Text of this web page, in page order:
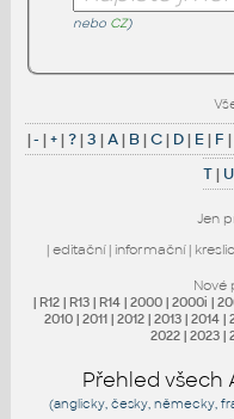
nebo CZ)
|- |+|?|3 |A| B|C| D| E| F |
T| U
Jen
| editační| informační|
Nové
| R12 | R13 | R14 | 2000 | 2000i |
2010 | 2011 | 2012 | 2013 | 2014 |
2022 | 2023 |
Přehled všech
(anglicky, česky, německy,